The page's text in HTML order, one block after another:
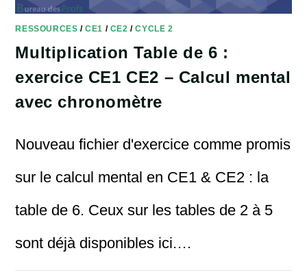
RESSOURCES /CE1 / CE2 /CYCLE 2
Multiplication Table de 6 :
exercice CE1 CE2 – Calcul mental
avec chronomètre
Nouveau fichier d'exercice comme promis
sur le calcul mental en CE1 & CE2 : la
table de 6. Ceux sur les tables de 2 à 5
sont déjà disponibles ici.…